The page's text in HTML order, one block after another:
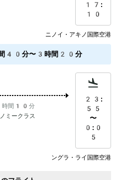
17:
10
ニノイ・アキノ国際空港
40分〜3時間20分
間10分
ミークラス
23:
55
〜
0:0
5
ングラ・ライ国際空港